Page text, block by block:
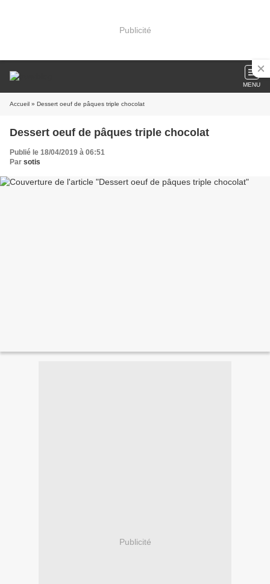
Publicité
MENU
Accueil » Dessert oeuf de pâques triple chocolat
Dessert oeuf de pâques triple chocolat
Publié le 18/04/2019 à 06:51
Par sotis
Publicité